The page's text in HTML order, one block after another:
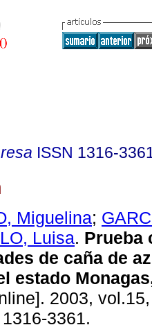
ISSN 1316-
Miguelina;
Luisa. Prueba
de caña de
estado
2003,
3361.